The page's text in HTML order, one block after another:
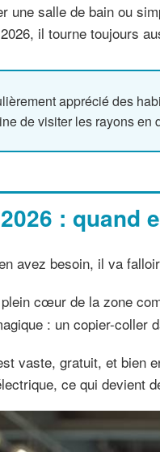
une salle de bain ou
il tourne toujours
apprécié des
de visiter les rayons
: quand
avez besoin, il va
cœur de la zone
: un copier-coller
vaste, gratuit, et bien
ce qui devient